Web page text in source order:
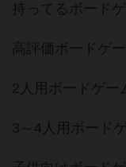
持ってるボード
高評価ボードゲ
2人用ボードゲー
3～4人用ボード